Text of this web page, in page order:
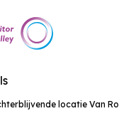
locatie Van